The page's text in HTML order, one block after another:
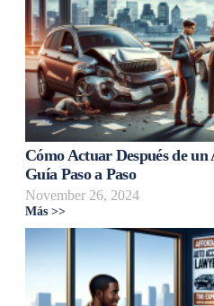
Cómo Actuar Después de
Guía Paso a Paso
November 26, 2024
Más >>